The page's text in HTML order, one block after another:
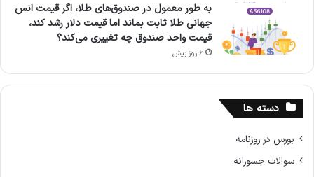
به طور معمول در صندوق‌های طلا، اگر قیمت انس
جهانی طلا ثابت بماند اما قیمت دلار رشد کند،
قیمت واحد صندوق چه تغییری می‌کند؟
6 روز پیش
دسته ها
بورس در روزنامه
سوالات جسورانه